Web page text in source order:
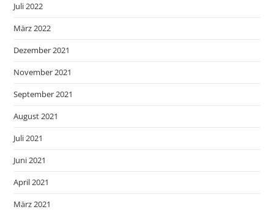
Juli 2022
März 2022
Dezember 2021
November 2021
September 2021
August 2021
Juli 2021
Juni 2021
April 2021
März 2021